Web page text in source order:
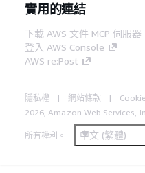
實用的連結
下載 AWS 文件 MCP 伺服器
登入 AWS Console
AWS re:Post
隱私權 網站條款
2026, Amazon Web Services,
所有權利。 中文 (繁體)